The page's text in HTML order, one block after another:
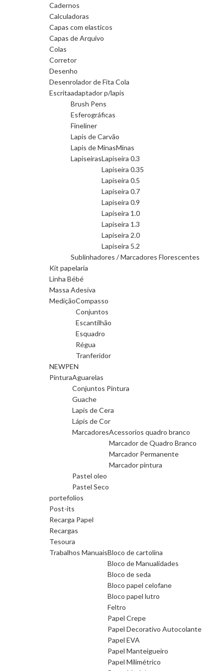
Cadernos
Calculadoras
Capas com elasticos
Capas de Arquivo
Colas
Corretor
Desenho
Desenrolador de Fita Cola
Escritaadaptador p/lapis
Brush Pens
Esferográficas
Fineliner
Lapis de Carvão
Lapis de MinasMinas
LapiseirasLapiseira 0.3
Lapiseira 0.35
Lapiseira 0.5
Lapiseira 0.7
Lapiseira 0.9
Lapiseira 1.0
Lapiseira 1.3
Lapiseira 2.0
Lapiseira 5.2
Sublinhadores / Marcadores Florescentes
Kit papelaria
Linha Bébé
Massa Adesiva
MediçãoCompasso
Conjuntos
Escantilhão
Esquadro
Régua
Tranferidor
NEWPEN
PinturaAguarelas
Conjuntos Pintura
Guache
Lapis de Cera
Lápis de Cor
MarcadoresAcessorios quadro branco
Marcador de Quadro Branco
Marcador Permanente
Marcador pintura
Pastel oleo
Pastel Seco
portefolios
Post-its
Recarga Papel
Recargas
Tesoura
Trabalhos ManuaisBloco de cartolina
Bloco de Manualidades
Bloco de seda
Bloco papel celofane
Bloco papel lutro
Feltro
Papel Crepe
Papel Decorativo Autocolante
Papel EVA
Papel Manteigueiro
Papel Milimétrico